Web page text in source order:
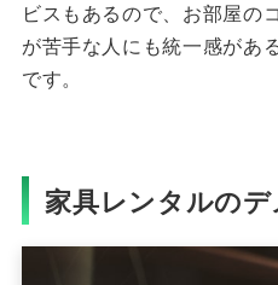
ビスもあるので、お部屋の
が苦手な人にも統一感があ
です。
家具レンタルのデ